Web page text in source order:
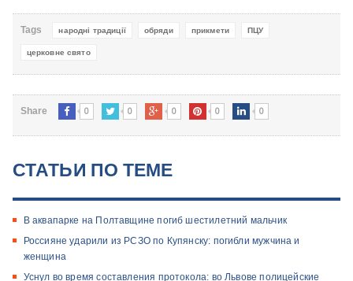
Tags народні традиції обряди прикмети ПЦУ
церковне свято
Share 0 0 0 0 0
СТАТЬИ ПО ТЕМЕ
В аквапарке на Полтавщине погиб шестилетний мальчик
Россияне ударили из РСЗО по Купянску: погибли мужчина и
женщина
Уснул во время составления протокола: во Львове полицейские